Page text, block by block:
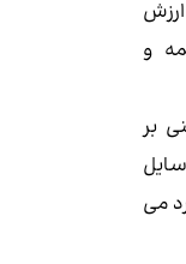
و
بر
می